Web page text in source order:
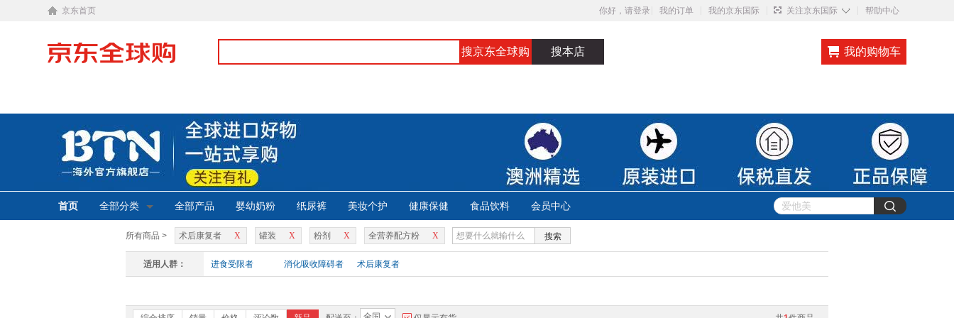
京东首页 你好，请登录 我的订单 我的京东国际 关注京东国际 ◇ 帮助中心
搜京东全球购 搜本店 我的购物车
首页 全部分类 全部产品 婴幼奶粉 纸尿裤 美妆个护 健康保健 食品饮料 会员中心
所有商品 > X
术后康复者 X
罐装 X
粉剂 X
全营养配方粉 搜索
适用人群： 进食受限者 消化吸收障碍者 术后康复者